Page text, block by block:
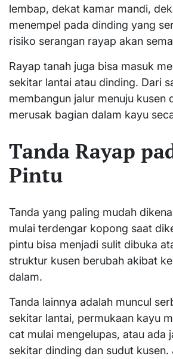
lembap, dekat kamar mandi,
menempel pada dinding yang
risiko serangan rayap akan
Rayap tanah juga bisa masuk
sekitar lantai atau dinding. Dari
membangun jalur menuju kusen
merusak bagian dalam kayu
Tanda Rayap
Pintu
Tanda yang paling mudah
mulai terdengar kopong saat
pintu bisa menjadi sulit dibuka
struktur kusen berubah akibat
dalam.
Tanda lainnya adalah muncul
sekitar lantai, permukaan kayu
cat mulai mengelupas, atau ada
sekitar dinding dan sudut